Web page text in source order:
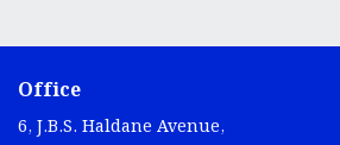
Office
6, J.B.S. Haldane Avenue,